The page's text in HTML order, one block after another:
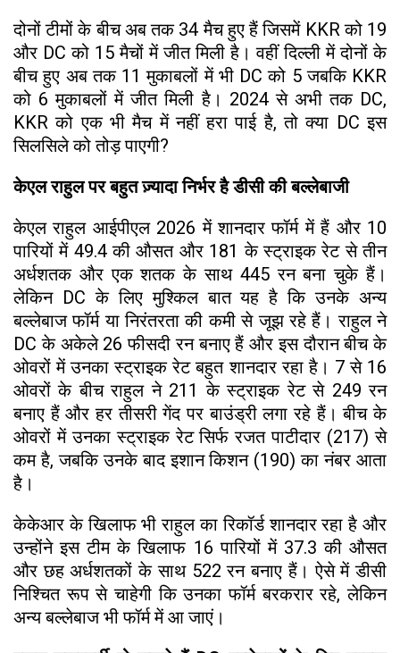
दोनों टीमों के बीच अब तक 34 मैच हुए हैं जिसमें KKR को 19
और DC को 15 मैचों में जीत मिली है। वहीं दिल्ली में दोनों के
बीच हुए अब तक 11 मुकाबलों में भी DC को 5 जबकि KKR
को 6 मुकाबलों में जीत मिली है। 2024 से अभी तक DC,
KKR को एक भी मैच में नहीं हरा पाई है, तो क्या DC इस
सिलसिले को तोड़ पाएगी?
केएल राहुल पर बहुत ज़्यादा निर्भर है डीसी की बल्लेबाजी
केएल राहुल आईपीएल 2026 में शानदार फॉर्म में हैं और 10
पारियों में 49.4 की औसत और 181 के स्ट्राइक रेट से तीन
अर्धशतक और एक शतक के साथ 445 रन बना चुके हैं।
लेकिन DC के लिए मुश्किल बात यह है कि उनके अन्य
बल्लेबाज फॉर्म या निरंतरता की कमी से जूझ रहे हैं। राहुल ने
DC के अकेले 26 फीसदी रन बनाए हैं और इस दौरान बीच के
ओवरों में उनका स्ट्राइक रेट बहुत शानदार रहा है। 7 से 16
ओवरों के बीच राहुल ने 211 के स्ट्राइक रेट से 249 रन
बनाए हैं और हर तीसरी गेंद पर बाउंड्री लगा रहे हैं। बीच के
ओवरों में उनका स्ट्राइक रेट सिर्फ रजत पाटीदार (217) से
कम है, जबकि उनके बाद इशान किशन (190) का नंबर आता
है।
केकेआर के खिलाफ भी राहुल का रिकॉर्ड शानदार रहा है और
उन्होंने इस टीम के खिलाफ 16 पारियों में 37.3 की औसत
और छह अर्धशतकों के साथ 522 रन बनाए हैं। ऐसे में डीसी
निश्चित रूप से चाहेगी कि उनका फॉर्म बरकरार रहे, लेकिन
अन्य बल्लेबाज भी फॉर्म में आ जाएं।